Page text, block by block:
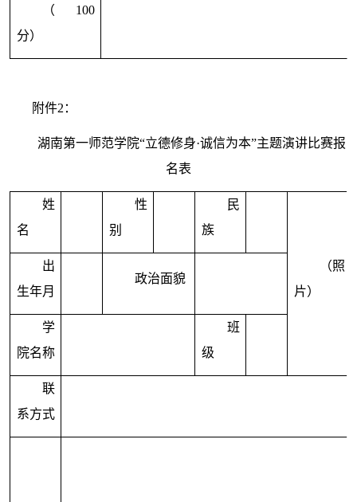
（ 100
分）
附件2 ：
湖南第一师范学院“立德修身·诚信为本”主题演讲比赛报
名表
姓
名
性
别
民
族
（照
片）
出
生年月
政治面貌
学
院名称
班
级
联
系方式